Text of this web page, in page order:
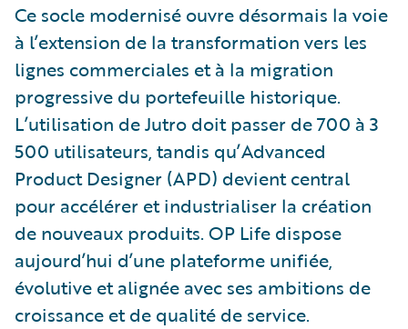
Ce socle modernisé ouvre désormais la voie
à l’extension de la transformation vers les
lignes commerciales et à la migration
progressive du portefeuille historique.
L’utilisation de Jutro doit passer de 700 à 3
500 utilisateurs, tandis qu’Advanced
Product Designer (APD) devient central
pour accélérer et industrialiser la création
de nouveaux produits. OP Life dispose
aujourd’hui d’une plateforme unifiée,
évolutive et alignée avec ses ambitions de
croissance et de qualité de service.